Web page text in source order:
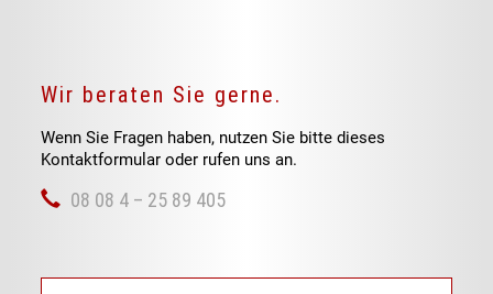
Wir beraten Sie gerne.
Wenn Sie Fragen haben, nutzen Sie bitte dieses
Kontaktformular oder rufen uns an.
08 08 4 – 25 89 405